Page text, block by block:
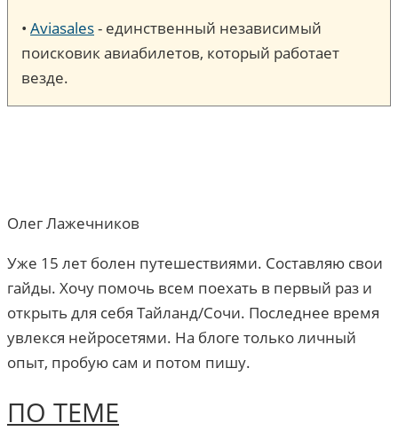
• Aviasales- единственный независимый
поисковик авиабилетов, который работает
везде.
Олег Лажечников
Уже 15 лет болен путешествиями. Составляю свои
гайды. Хочу помочь всем поехать в первый раз и
открыть для себя Тайланд/Сочи. Последнее время
увлекся нейросетями. На блоге только личный
опыт, пробую сам и потом пишу.
ПО ТЕМЕ